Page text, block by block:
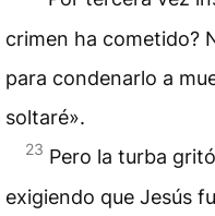
crimen ha cometido?
para condenarlo a
soltaré».
23 Pero la turba
exigiendo que Jesús